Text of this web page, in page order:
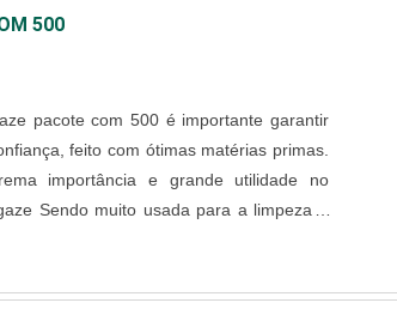
500
pacote com 500 é importante garantir
feito com ótimas matérias primas.
importância e grande utilidade no
Sendo muito usada para a limpeza e
estar presente na sala de cirurgia para
sangue, evitando a...